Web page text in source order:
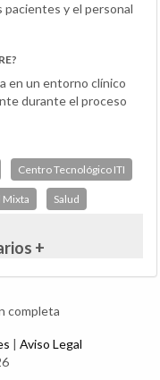
y el personal
en un entorno clínico
durante el proceso
Centro Tecnológico ITI
Mixta Salud
+
completa
| Aviso Legal